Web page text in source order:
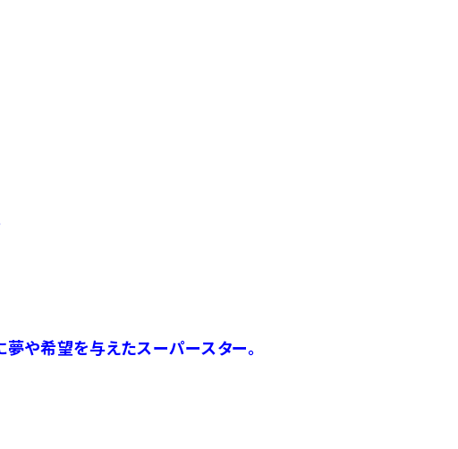
や希望を与えたスーパースター。